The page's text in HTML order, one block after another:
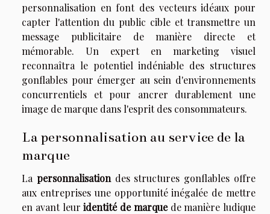
personnalisation en font des vecteurs idéaux pour
capter l'attention du public cible et transmettre un
message publicitaire de manière directe et
mémorable. Un expert en marketing visuel
reconnaîtra le potentiel indéniable des structures
gonflables pour émerger au sein d'environnements
concurrentiels et pour ancrer durablement une
image de marque dans l'esprit des consommateurs.
La personnalisation au service de la
marque
La personnalisationdes structures gonflables offre
aux entreprises une opportunité inégalée de mettre
en avant leuridentité de marquede manière ludique